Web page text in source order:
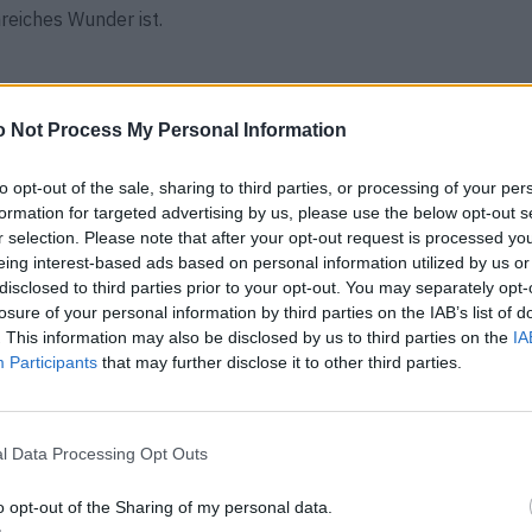
Not Process My Personal Information
opt-out of the sale, sharing to third parties, or processing of your
for targeted advertising by us, please use the below opt-out
selection. Please note that after your opt-out request is processed
interest-based ads based on personal information utilized by us
to third parties prior to your opt-out. You may separately
of your personal information by third parties on the IAB’s list of
This information may also be disclosed by us to third parties on the
Participants that may further disclose it to other third parties.
Data Processing Opt Outs
opt-out of the Sharing of my personal data.
Wunder ist.
bereits adaptiert werden.